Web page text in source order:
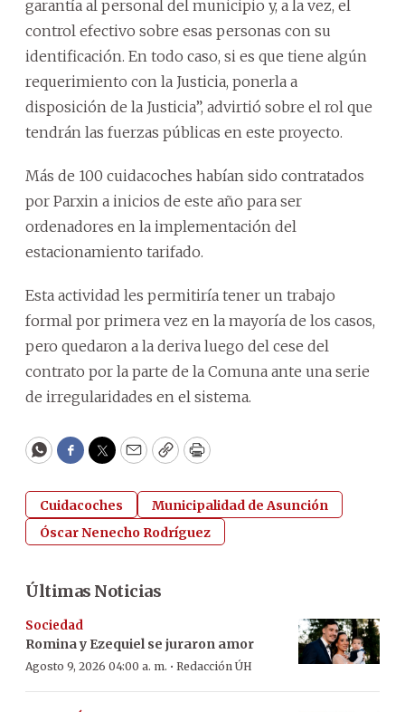
garantía al personal del municipio y, a la vez, el
control efectivo sobre esas personas con su
identificación. En todo caso, si es que tiene algún
requerimiento con la Justicia, ponerla a
disposición de la Justicia”, advirtió sobre el rol que
tendrán las fuerzas públicas en este proyecto.
Más de 100 cuidacoches habían sido contratados
por Parxin a inicios de este año para ser
ordenadores en la implementación del
estacionamiento tarifado.
Esta actividad les permitiría tener un trabajo
formal por primera vez en la mayoría de los casos,
pero quedaron a la deriva luego del cese del
contrato por la parte de la Comuna ante una serie
de irregularidades en el sistema.
WhatsApp
Facebook
Twitter
EmailCopyPrint
Cuidacoches
Municipalidad de Asunción
Óscar Nenecho Rodríguez
Últimas Noticias
Sociedad
Romina y Ezequiel se juraron amor
Agosto 9, 2026 04:00 a. m. · Redacción ÚH